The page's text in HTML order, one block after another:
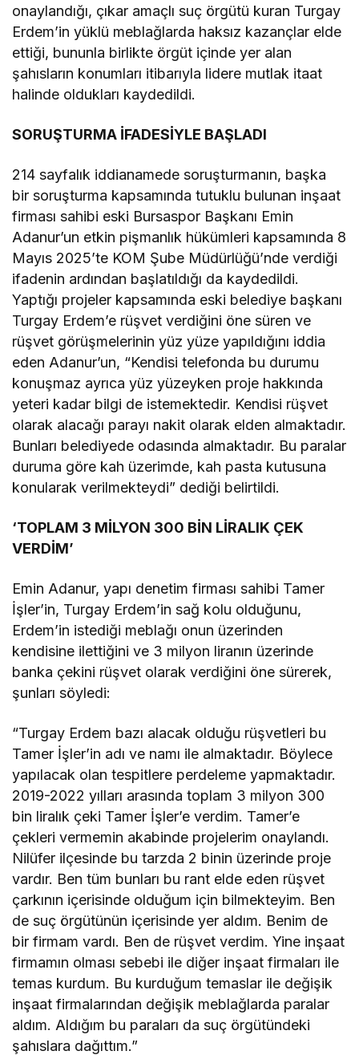
onaylandığı, çıkar amaçlı suç örgütü kuran Turgay
Erdem’in yüklü meblağlarda haksız kazançlar elde
ettiği, bununla birlikte örgüt içinde yer alan
şahısların konumları itibarıyla lidere mutlak itaat
halinde oldukları kaydedildi.
SORUŞTURMA İFADESİYLE BAŞLADI
214 sayfalık iddianamede soruşturmanın, başka
bir soruşturma kapsamında tutuklu bulunan inşaat
firması sahibi eski Bursaspor Başkanı Emin
Adanur’un etkin pişmanlık hükümleri kapsamında 8
Mayıs 2025’te KOM Şube Müdürlüğü’nde verdiği
ifadenin ardından başlatıldığı da kaydedildi.
Yaptığı projeler kapsamında eski belediye başkanı
Turgay Erdem’e rüşvet verdiğini öne süren ve
rüşvet görüşmelerinin yüz yüze yapıldığını iddia
eden Adanur’un, “Kendisi telefonda bu durumu
konuşmaz ayrıca yüz yüzeyken proje hakkında
yeteri kadar bilgi de istemektedir. Kendisi rüşvet
olarak alacağı parayı nakit olarak elden almaktadır.
Bunları belediyede odasında almaktadır. Bu paralar
duruma göre kah üzerimde, kah pasta kutusuna
konularak verilmekteydi” dediği belirtildi.
‘TOPLAM 3 MİLYON 300 BİN LİRALIK ÇEK
VERDİM’
Emin Adanur, yapı denetim firması sahibi Tamer
İşler’in, Turgay Erdem’in sağ kolu olduğunu,
Erdem’in istediği meblağı onun üzerinden
kendisine ilettiğini ve 3 milyon liranın üzerinde
banka çekini rüşvet olarak verdiğini öne sürerek,
şunları söyledi:
“Turgay Erdem bazı alacak olduğu rüşvetleri bu
Tamer İşler’in adı ve namı ile almaktadır. Böylece
yapılacak olan tespitlere perdeleme yapmaktadır.
2019-2022 yılları arasında toplam 3 milyon 300
bin liralık çeki Tamer İşler’e verdim. Tamer’e
çekleri vermemin akabinde projelerim onaylandı.
Nilüfer ilçesinde bu tarzda 2 binin üzerinde proje
vardır. Ben tüm bunları bu rant elde eden rüşvet
çarkının içerisinde olduğum için bilmekteyim. Ben
de suç örgütünün içerisinde yer aldım. Benim de
bir firmam vardı. Ben de rüşvet verdim. Yine inşaat
firmamın olması sebebi ile diğer inşaat firmaları ile
temas kurdum. Bu kurduğum temaslar ile değişik
inşaat firmalarından değişik meblağlarda paralar
aldım. Aldığım bu paraları da suç örgütündeki
şahıslara dağıttım.”